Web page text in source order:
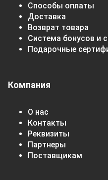
Способы оплаты
Доставка
Возврат товара
Система бонусов и
Подарочные
Компания
О нас
Контакты
Реквизиты
Партнеры
Поставщикам